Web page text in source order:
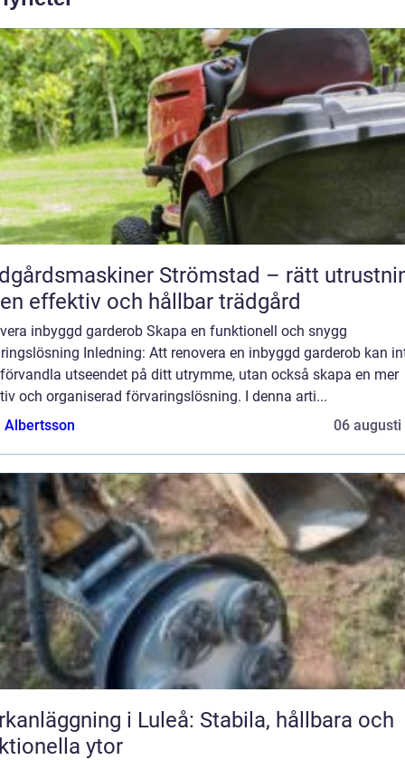
Strömstad – rätt
effektiv och hållbar trädgård
inbyggd garderob Skapa en funktionell och snygg
Inledning: Att renovera en inbyggd garderob kan
utseendet på ditt utrymme, utan också skapa en mer
och organiserad förvaringslösning. I denna arti...
Albertsson
06 augusti
i Luleå: Stabila, hållbara och
ytor